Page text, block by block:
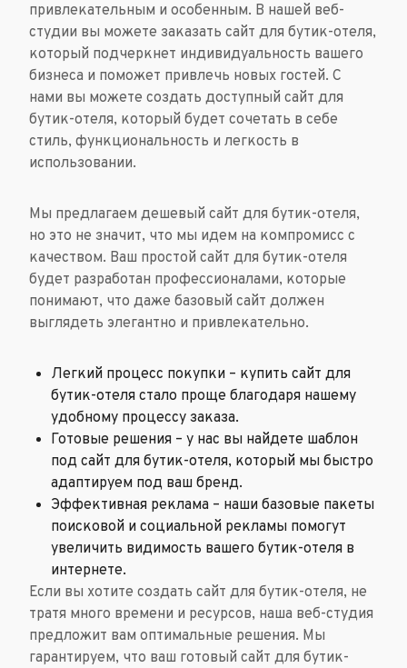
привлекательным и особенным. В нашей веб-
студии вы можете заказать сайт для бутик-отеля,
который подчеркнет индивидуальность вашего
бизнеса и поможет привлечь новых гостей. С
нами вы можете создать доступный сайт для
бутик-отеля, который будет сочетать в себе
стиль, функциональность и легкость в
использовании.
Мы предлагаем дешевый сайт для бутик-отеля,
но это не значит, что мы идем на компромисс с
качеством. Ваш простой сайт для бутик-отеля
будет разработан профессионалами, которые
понимают, что даже базовый сайт должен
выглядеть элегантно и привлекательно.
Легкий процесс покупки – купить сайт для
бутик-отеля стало проще благодаря нашему
удобному процессу заказа.
Готовые решения – у нас вы найдете шаблон
под сайт для бутик-отеля, который мы быстро
адаптируем под ваш бренд.
Эффективная реклама – наши базовые пакеты
поисковой и социальной рекламы помогут
увеличить видимость вашего бутик-отеля в
интернете.
Если вы хотите создать сайт для бутик-отеля, не
тратя много времени и ресурсов, наша веб-студия
предложит вам оптимальные решения. Мы
гарантируем, что ваш готовый сайт для бутик-